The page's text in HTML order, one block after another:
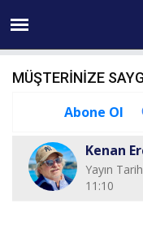
06
MÜŞTERİNİZE
Abone Ol
Kenan
Yayın
11:10